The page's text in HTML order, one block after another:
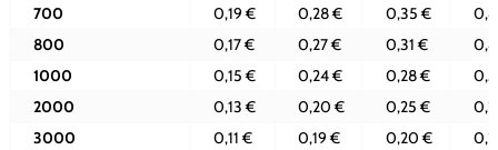
700 0,19 € 0,28 € 0,35 €
800
0,17 € 0,27 € 0,31 €
1000
0,15 € 0,24 € 0,28 €
2000
0,13 € 0,20 € 0,25 €
3000
0,11 € 0,19 € 0,20 €